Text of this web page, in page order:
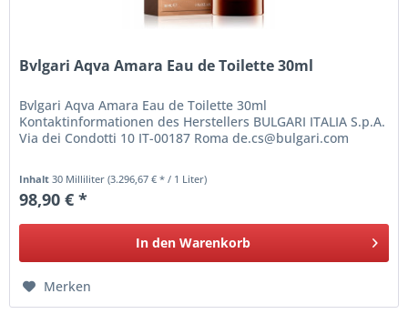
Bvlgari Aqva Amara Eau de Toilette 30ml
Bvlgari Aqva Amara Eau de Toilette 30ml
Kontaktinformationen des Herstellers BULGARI ITALIA S.p.A.
Via dei Condotti 10 IT-00187 Roma de.cs@bulgari.com
Inhalt30 Milliliter(3.296,67 € * / 1 Liter)
98,90 € *
In den Warenkorb
Merken